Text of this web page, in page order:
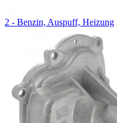
2 - Benzin, Auspuff, Heizung